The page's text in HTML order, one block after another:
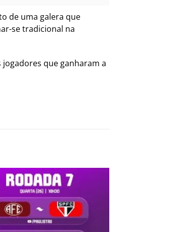
de uma galera que
se tradicional na
que ganharam a